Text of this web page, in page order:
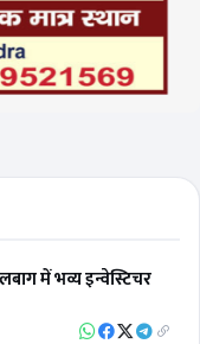
में भव्य इन्वेस्टिचर